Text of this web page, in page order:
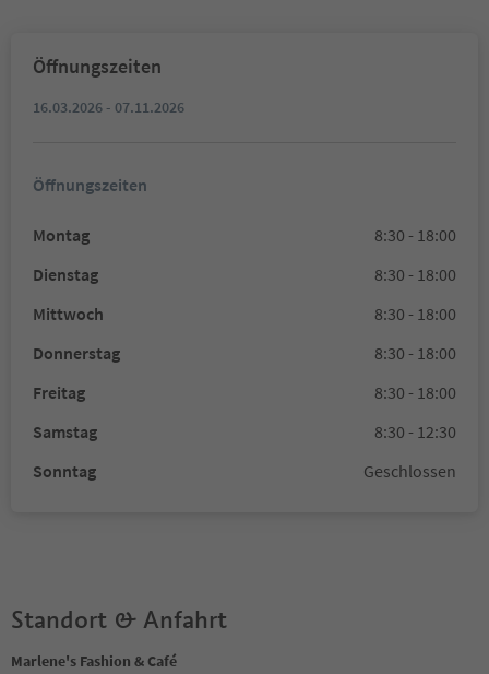
Öffnungszeiten
16.03.2026 - 07.11.2026
Öffnungszeiten
Montag
8:30 - 18:00
Dienstag
8:30 - 18:00
Mittwoch
8:30 - 18:00
Donnerstag
8:30 - 18:00
Freitag
8:30 - 18:00
Samstag
8:30 - 12:30
Sonntag
Geschlossen
Standort & Anfahrt
Marlene's Fashion & Café